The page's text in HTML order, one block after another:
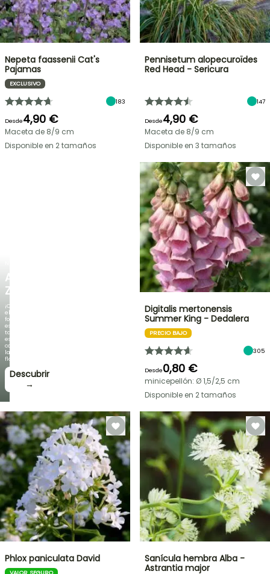
AGAPANTHUS
ZAMBEZI
¡Cuando
el
follaje
es
tan
espectacular
como
la
floración!
Descubrir
→
Nepeta faassenii Cat's
Pajamas
EXCLUSIVO
183
Desde4,90 €
Maceta de 8/9 cm
Disponible en 2 tamaños
Pennisetum alopecuroïdes
Red Head - Sericura
147
Desde4,90 €
Maceta de 8/9 cm
Disponible en 3 tamaños
Digitalis mertonensis
Summer King - Dedalera
PRECIO BAJO
305
Desde0,80 €
minicepellón: Ø 1,5/2,5 cm
Disponible en 2 tamaños
Phlox paniculata David
Sanícula hembra Alba -
Astrantia major